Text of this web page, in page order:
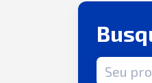
Termo de